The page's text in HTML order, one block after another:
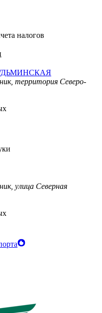
налогов
территория Северо-
улица Северная